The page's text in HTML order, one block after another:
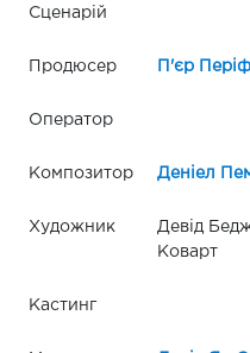
Сценарій
Продюсер П'єр
Оператор
Композитор Деніел
Художник
Девід
Коварт
Кастинг